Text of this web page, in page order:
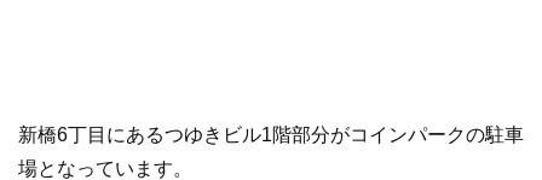
新橋6丁目にあるつゆきビル1階部分がコインパークの駐車
場となっています。